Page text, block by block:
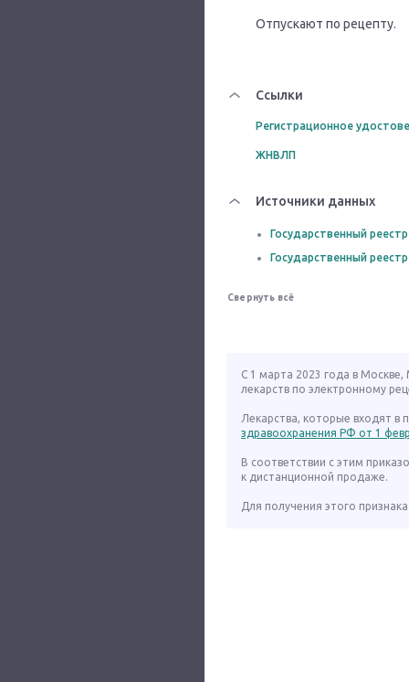
Отпускают по рецепту.
Ссылки
Регистрационное
ЖНВЛП
Источники данных
Государственный
Государственный
Свернуть всё
С 1 марта 2023 года в
лекарств по электронному
Лекарства, которые входят в
здравоохранения РФ от 1
В соответствии с этим
к дистанционной продаже.
Для получения этого признака